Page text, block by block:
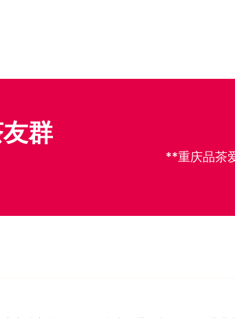
群
**重庆品茶